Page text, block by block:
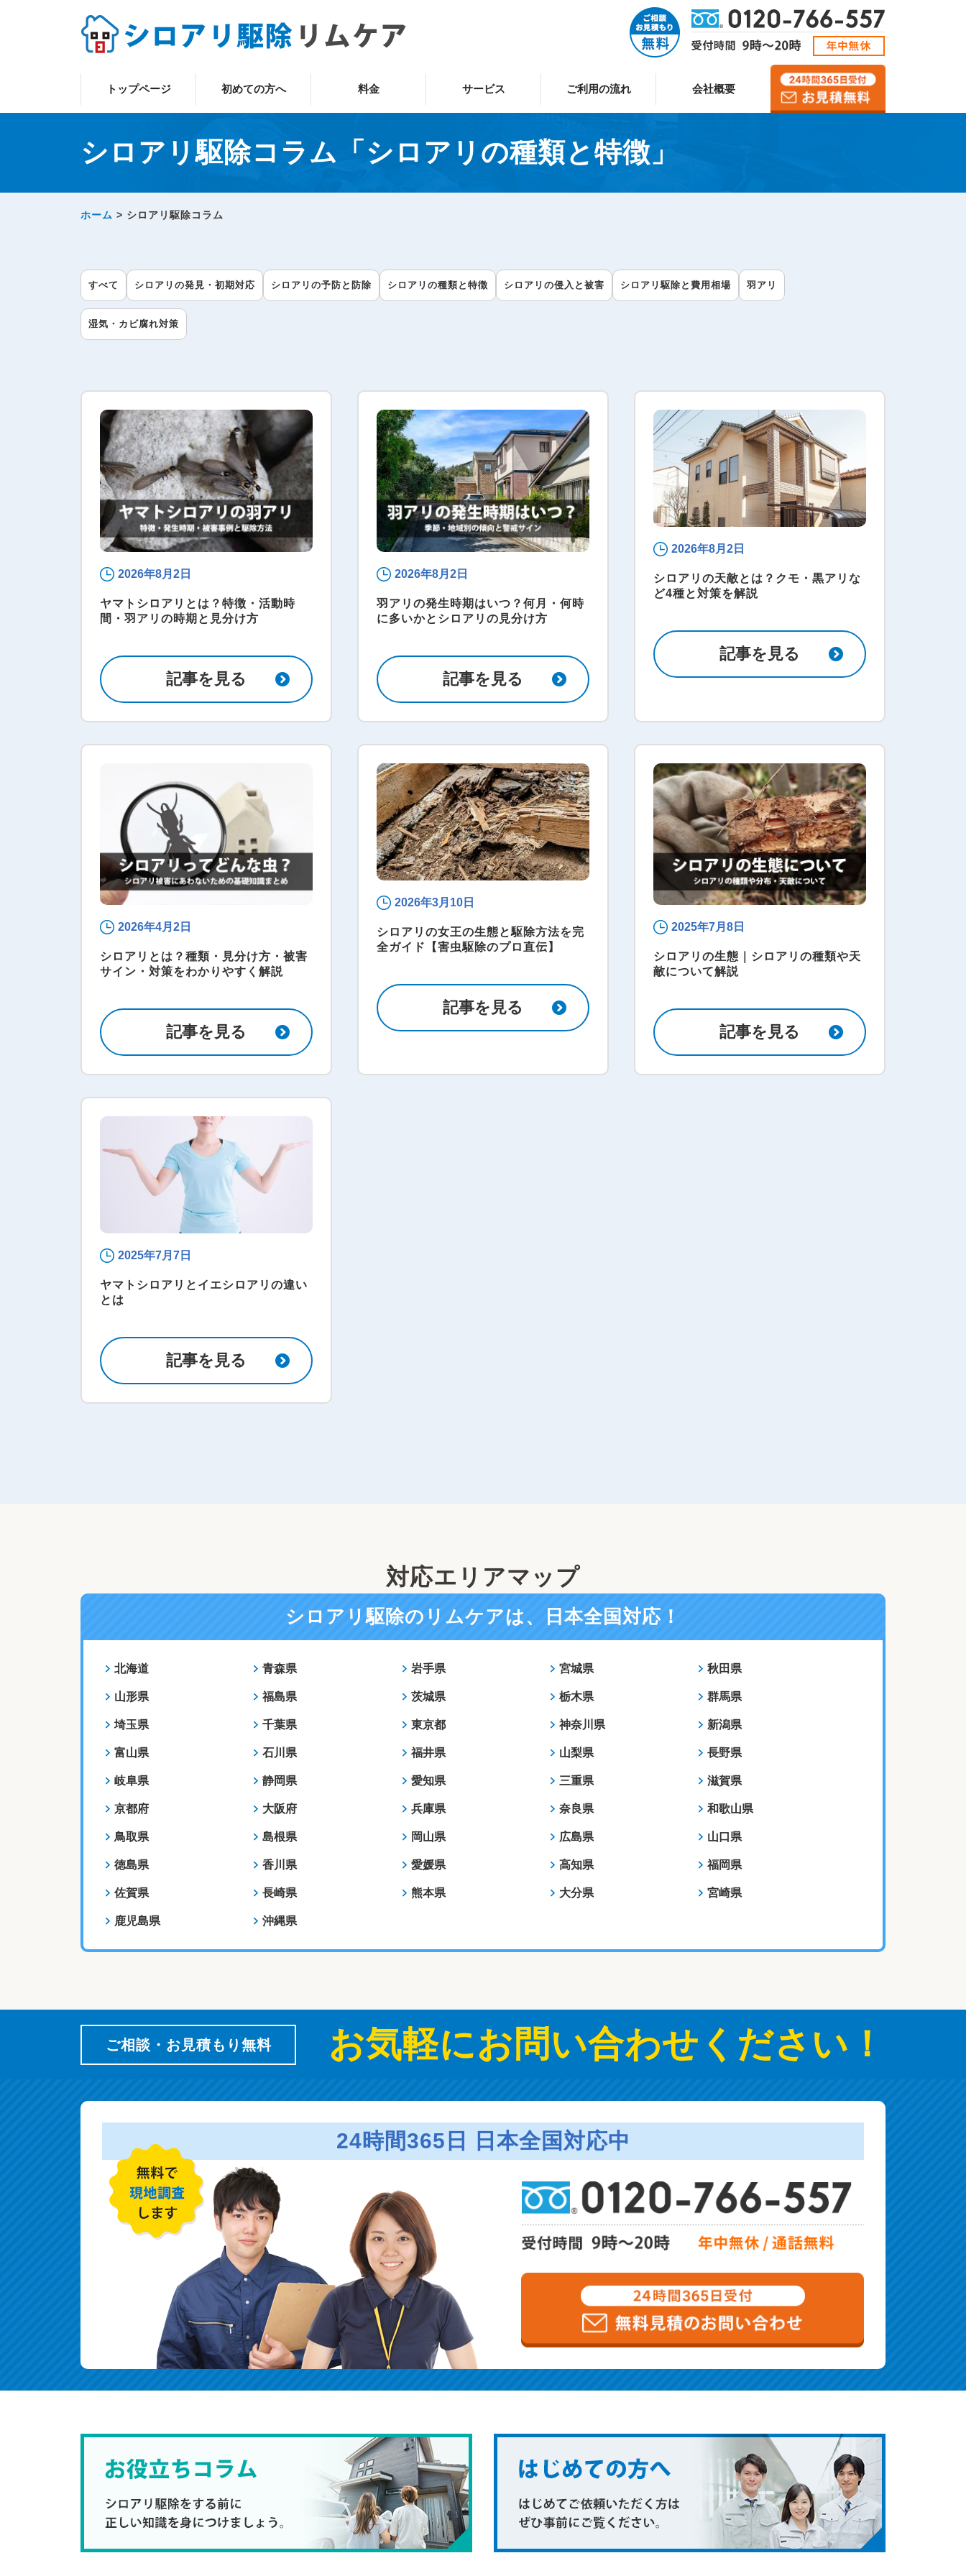
トップページ 初めての方へ 料金 サービス ご利用の流れ 会社概要
シロアリ駆除コラム「シロアリの種類と特徴 」
ホーム > シロアリ駆除コラム
すべて シロアリの発見・初期対応 シロアリの予防と防除 シロアリの種類と特徴 シロアリの侵入と被害 シロアリ駆除と費用相場 羽アリ
湿気・カビ腐れ対策
2026年8月2日
ヤマトシロアリとは？特徴・活動時
間・羽アリの時期と見分け方
記事を見る
2026年8月2日
羽アリの発生時期はいつ？何月・何時
に多いかとシロアリの見分け方
記事を見る
2026年8月2日
シロアリの天敵とは？クモ・黒アリな
ど4種と対策を解説
記事を見る
2026年4月2日
シロアリとは？種類・見分け方・被害
サイン・対策をわかりやすく解説
記事を見る
2026年3月10日
シロアリの女王の生態と駆除方法を完
全ガイド【害虫駆除のプロ直伝】
記事を見る
2025年7月8日
シロアリの生態｜シロアリの種類や天
敵について解説
記事を見る
2025年7月7日
ヤマトシロアリとイエシロアリの違い
とは
記事を見る
対応エリアマップ
シロアリ駆除のリムケアは、 日本全国対応！
北海道 青森県 岩手県 宮城県 秋田県
山形県 福島県 茨城県 栃木県 群馬県
埼玉県 千葉県 東京都 神奈川県 新潟県
富山県 石川県 福井県 山梨県 長野県
岐阜県 静岡県 愛知県 三重県 滋賀県
京都府 大阪府 兵庫県 奈良県 和歌山県
鳥取県 島根県 岡山県 広島県 山口県
徳島県 香川県 愛媛県 高知県 福岡県
佐賀県 長崎県 熊本県 大分県 宮崎県
鹿児島県 沖縄県
ご相談・お見積もり無料 お気軽にお問い合わせ ください！
24時間365日 日本全国対応中